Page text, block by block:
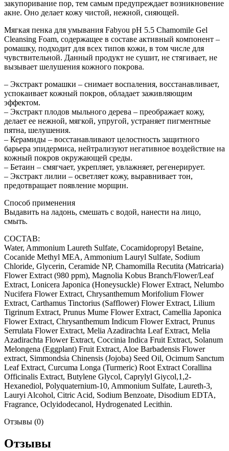
закупоривание пор, тем самым предупреждает возникновение
акне. Оно делает кожу чистой, нежной, сияющей.
Мягкая пенка для умывания Fabyou pH 5.5 Chamomile Gel
Cleansing Foam, содержащее в составе активный компонент –
ромашку, подходит для всех типов кожи, в том числе для
чувствительной. Данный продукт не сушит, не стягивает, не
вызывает шелушения кожного покрова.
– Экстракт ромашки – снимает воспаления, восстанавливает,
успокаивает кожный покров, обладает заживляющим
эффектом.
– Экстракт плодов мыльного дерева – преображает кожу,
делает ее нежной, мягкой, упругой, устраняет пигментные
пятна, шелушения.
– Керамиды – восстанавливают целостность защитного
барьера эпидермиса, нейтрализуют негативное воздействие на
кожный покров окружающей среды.
– Бетаин – смягчает, укрепляет, увлажняет, регенерирует.
– Экстракт лилии – осветляет кожу, выравнивает тон,
предотвращает появление морщин.
Способ применения
Выдавить на ладонь, смешать с водой, нанести на лицо,
смыть.
СОСТАВ:
Water, Ammonium Laureth Sulfate, Cocamidopropyl Betaine,
Cocanide Methyl MEA, Ammonium Lauryl Sulfate, Sodium
Chloride, Glycerin, Ceramide NP, Chamomilla Recutita (Matricaria)
Flower Extract (980 ppm), Magnolia Kobus Branch/Flower/Leaf
Extract, Lonicera Japonica (Honeysuckle) Flower Extract, Nelumbo
Nucifera Flower Extract, Chrysanthemum Morifolium Flower
Extract, Carthamus Tinctorius (Safflower) Flower Extract, Lilium
Tigrinum Extract, Prunus Mume Flower Extract, Camellia Japonica
Flower Extract, Chrysanthemum Indicum Flower Extract, Prunus
Serrulata Flower Extract, Melia Azadirachta Leaf Extract, Melia
Azadirachta Flower Extract, Coccinia Indica Fruit Extract, Solanum
Melongena (Eggplant) Fruit Extract, Aloe Barbadensis Flower
extract, Simmondsia Chinensis (Jojoba) Seed Oil, Ocimum Sanctum
Leaf Extract, Curcuma Longa (Turmeric) Root Extract Corallina
Officinalis Extract, Butylene Glycol, Caprylyl Giycol,1,2-
Hexanediol, Polyquaternium-10, Ammonium Sulfate, Laureth-3,
Lauryi Alcohol, Citric Acid, Sodium Benzoate, Disodium EDTA,
Fragrance, Oclyidodecanol, Hydrogenated Lecithin.
Отзывы (0)
Отзывы